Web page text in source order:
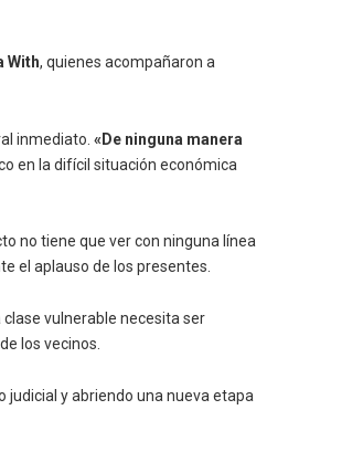
With, quienes acompañaron a
inmediato.«De ninguna manera
en la difícil situación económica
no tiene que ver con ninguna línea
el aplauso de los presentes.
clase vulnerable necesita ser
los vecinos.
judicial y abriendo una nueva etapa